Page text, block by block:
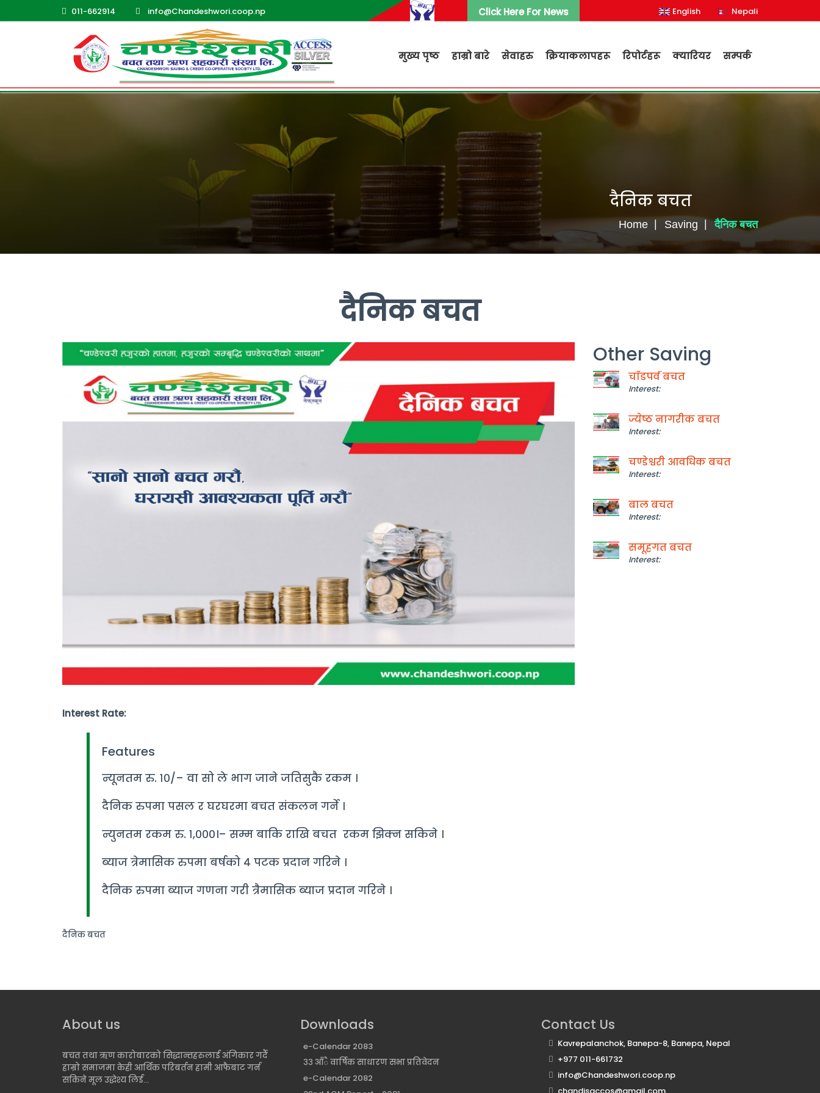
011-662914 info@Chandeshwori.coop.np Click Here For News English Nepali
मुख्य पृष्ठ हाम्रो बारे सेवाहरु क्रियाकलापहरू रिपोर्टहरू क्यारियर सम्पर्क
दैनिक बचत
Home Saving दैनिक बचत
दैनिक बचत
Interest Rate:
Features
न्यूनतम रु. १०/– वा सो ले भाग जाने जतिसुकै रकम ।
दैनिक रुपमा पसल र घरघरमा बचत संकलन गर्ने ।
न्युनतम रकम रु. १,०००।– सम्म बाकि राखि बचत रकम झिक्न सकिने ।
ब्याज त्रेमासिक रुपमा बर्षको ४ पटक प्रदान गरिने ।
दैनिक रुपमा ब्याज गणना गरी त्रैमासिक ब्याज प्रदान गरिने ।
दैनिक बचत
Other Saving
चाँडपर्व बचत
Interest:
ज्येष्ठ नागरीक बचत
Interest:
चण्डेश्वरी आवधिक बचत
Interest:
बाल बचत
Interest:
समूहगत बचत
Interest:
About us
बचत तथा ऋण कारोबारको सिद्धान्तहरुलाई अंगिकार गर्दै
हाम्रो समाजमा केही आर्थिक परिबर्तन हामी आफैबाट गर्न
सकिने मूल उद्धेश्य लिई...
Downloads
e-Calendar 2083
३३ आँै वार्षिक साधारण सभा प्रतिवेदन
e-Calendar 2082
Contact Us
Kavrepalanchok, Banepa-8, Banepa, Nepal
+977 011-661732
info@Chandeshwori.coop.np